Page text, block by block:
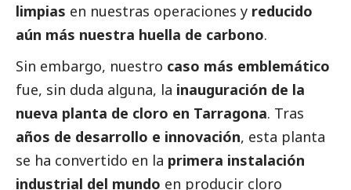
limpias en nuestras operaciones y reducido
aún más nuestra huella de carbono.
Sin embargo, nuestro caso más emblemático
fue, sin duda alguna, la inauguración de la
nueva planta de cloro en Tarragona. Tras
años de desarrollo e innovación, esta planta
se ha convertido en la primera instalación
industrial del mundo en producir cloro